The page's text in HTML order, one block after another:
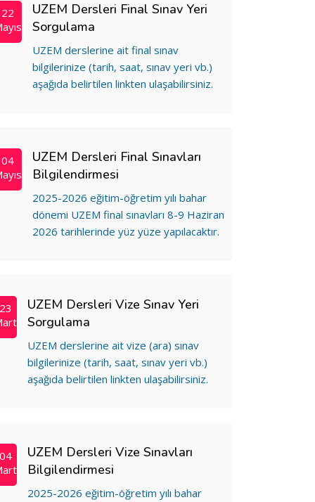
22
UZEM Dersleri Final Sınav Yeri
Sorgulama
UZEM derslerine ait final sınav
bilgilerinize (tarih, saat, sınav yeri vb.)
aşağıda belirtilen linkten ulaşabilirsiniz.
04
UZEM Dersleri Final Sınavları
Bilgilendirmesi
2025-2026 eğitim-öğretim yılı bahar
dönemi UZEM final sınavları 8-9 Haziran
2026 tarihlerinde yüz yüze yapılacaktır.
UZEM Dersleri Vize Sınav Yeri
Sorgulama
UZEM derslerine ait vize (ara) sınav
bilgilerinize (tarih, saat, sınav yeri vb.)
aşağıda belirtilen linkten ulaşabilirsiniz.
UZEM Dersleri Vize Sınavları
Bilgilendirmesi
2025-2026 eğitim-öğretim yılı bahar